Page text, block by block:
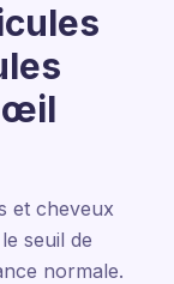
et cheveux
seuil de
normale.